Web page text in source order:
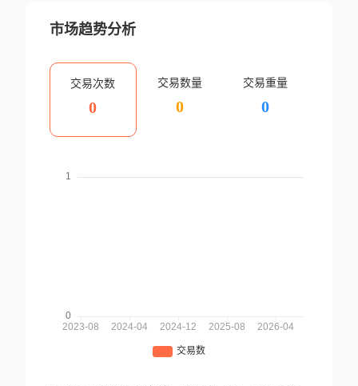
市场趋势分析
交易次数
0
交易数量
0
交易重量
0